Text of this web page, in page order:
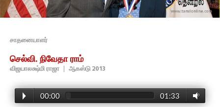
சாதனையாளர்
செல்வி. நிவேதா ராம்
விஜயாலக்ஷ்மி ராஜா | ஆகஸ்டு 2013
00:00 01:33